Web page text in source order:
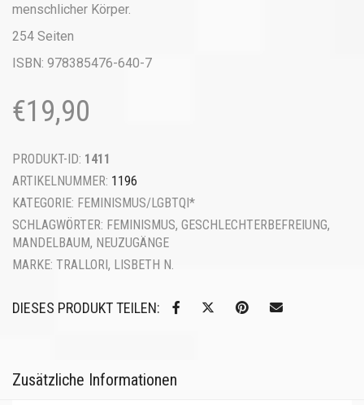
menschlicher Körper.
254 Seiten
ISBN: 978385476-640-7
€19,90
PRODUKT-ID: 1411
ARTIKELNUMMER: 1196
KATEGORIE: FEMINISMUS/LGBTQI*
SCHLAGWÖRTER: FEMINISMUS, GESCHLECHTERBEFREIUNG,
MANDELBAUM, NEUZUGÄNGE
MARKE: TRALLORI, LISBETH N.
DIESES PRODUKT TEILEN:
Zusätzliche Informationen